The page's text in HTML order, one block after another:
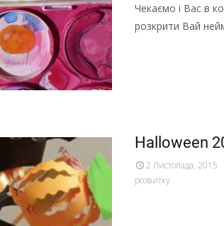
Чекаємо і Вас в
розкрити Вай
Halloween
2 Листопада, 2015
розвитку